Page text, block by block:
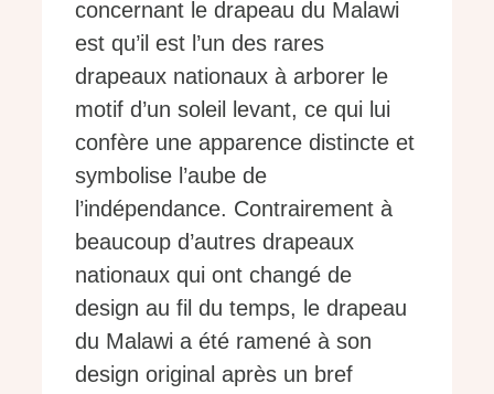
concernant le drapeau du Malawi
est qu’il est l’un des rares
drapeaux nationaux à arborer le
motif d’un soleil levant, ce qui lui
confère une apparence distincte et
symbolise l’aube de
l’indépendance. Contrairement à
beaucoup d’autres drapeaux
nationaux qui ont changé de
design au fil du temps, le drapeau
du Malawi a été ramené à son
design original après un bref